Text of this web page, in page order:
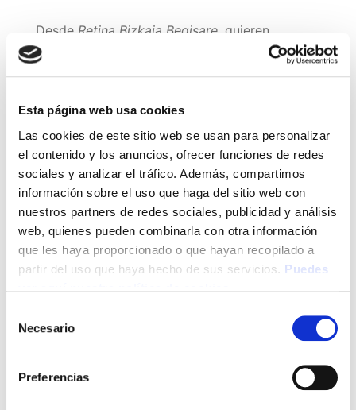
Esta página web usa cookies
Las cookies de este sitio web se usan para personalizar
el contenido y los anuncios, ofrecer funciones de redes
sociales y analizar el tráfico. Además, compartimos
información sobre el uso que haga del sitio web con
nuestros partners de redes sociales, publicidad y análisis
web, quienes pueden combinarla con otra información
que les haya proporcionado o que hayan recopilado a
partir del uso que haya hecho de sus servicios. Puedes
Necesario
Preferencias
Desde Retina Bizkaia Begisare , quieren
agradeceros sinceramente el apoyo, la
del año.
Por ello, os hacen llegar laMemoria Gráfica
2024, un documento que recoge de forma
visual y resumida la actividad desarrollada
durante el último año. Esperamos que os
resulte interesante y refleje el esfuerzo y
compromiso que todos compartimos por
mejorar la calidad de vida de las personas con
2024 MEMORIA GRÁFICA RBB